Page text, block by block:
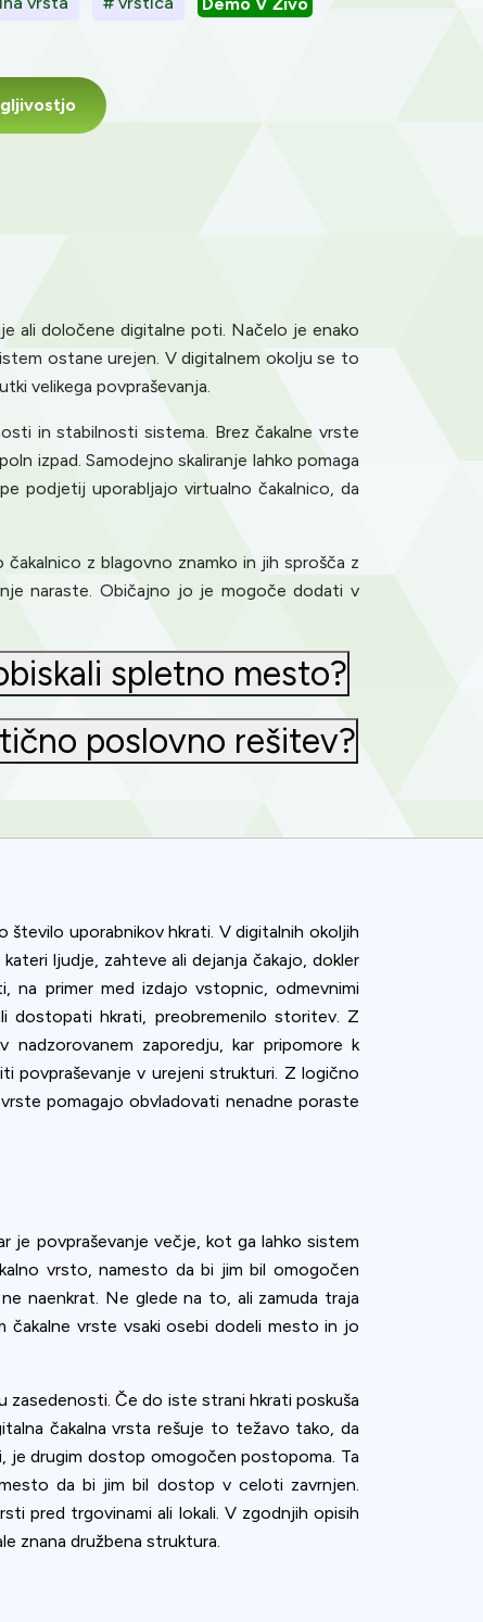
ali določene digitalne poti. Načelo je enako
ostane urejen. V digitalnem okolju se to
velikega povpraševanja.
in stabilnosti sistema. Brez čakalne vrste
izpad. Samodejno skaliranje lahko pomaga
podjetij uporabljajo virtualno čakalnico, da
z blagovno znamko in jih sprošča z
naraste. Običajno jo je mogoče dodati v
spletno mesto?
poslovno rešitev?
število uporabnikov hkrati. V digitalnih okoljih
ljudje, zahteve ali dejanja čakajo, dokler
na primer med izdajo vstopnic, odmevnimi
dostopati hkrati, preobremenilo storitev. Z
zaporedju, kar pripomore k
povpraševanje v urejeni strukturi. Z logično
pomagajo obvladovati nenadne poraste
je povpraševanje večje, kot ga lahko sistem
vrsto, namesto da bi jim bil omogočen
naenkrat. Ne glede na to, ali zamuda traja
čakalne vrste vsaki osebi dodeli mesto in jo
zasedenosti. Če do iste strani hkrati poskuša
čakalna vrsta rešuje to težavo tako, da
je drugim dostop omogočen postopoma. Ta
da bi jim bil dostop v celoti zavrnjen.
pred trgovinami ali lokali. V zgodnjih opisih
znana družbena struktura.
You can